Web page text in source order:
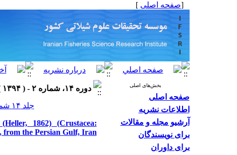
[صفحه اصلی ]
بخش‌های اصلی
صفحه اصلی
اطلاعات نشریه
آرشیو مجله و مقالات
برای نویسندگان
برای داوران
دوره ۱۴، شماره ۲ - ( ۱۳۹۴ )
جلد ۱۴ شماره ۲ صفحات ۵۳۶-۵۳۱
1862) (Crustacea:
from the Persian Gulf, Iran